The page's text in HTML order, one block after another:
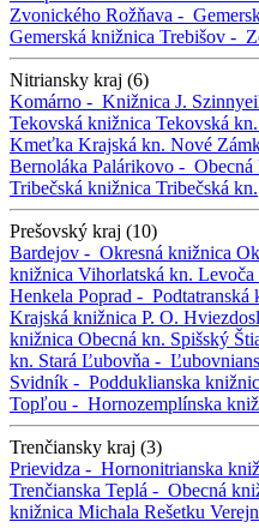
Zvonického Rožňava -
Gemerská knižnica Trebišov -
Nitriansky kraj (6)
Komárno - Knižnica J.
Tekovská knižnica Tekovská kn.
Kmeťka Krajská kn. Nové
Bernoláka Palárikovo - Obecná
Tribečská knižnica Tribečská kn.
Prešovský kraj (10)
Bardejov - Okresná knižnica
knižnica Vihorlatská kn. Levoča
Henkela Poprad - Podtatranská
Krajská knižnica P. O.
knižnica Obecná kn. Spišský
kn. Stará Ľubovňa -
Svidník - Podduklianska
Topľou - Hornozemplínska
Trenčiansky kraj (3)
Prievidza - Hornonitrianska
Trenčianska Teplá - Obecná
knižnica Michala Rešetku